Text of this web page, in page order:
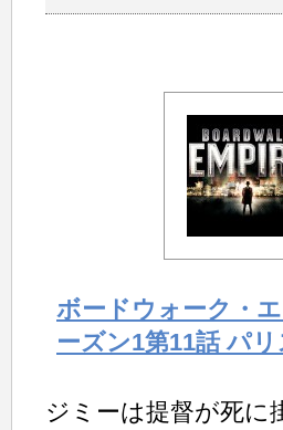
ボードウォーク・
ーズン1第11話 パ
ジミーは提督が死に